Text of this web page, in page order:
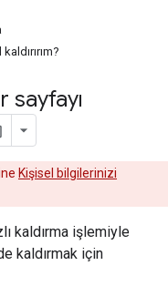
sayfayı
Kişisel bilgilerinizi
kaldırma işlemiyle
kaldırmak için